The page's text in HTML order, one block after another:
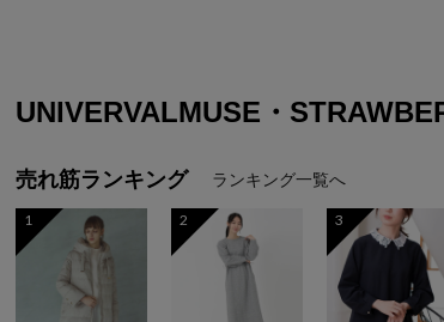
UNIVERVALMUSE・
売れ筋ランキング ランキング一覧へ
1 2 3